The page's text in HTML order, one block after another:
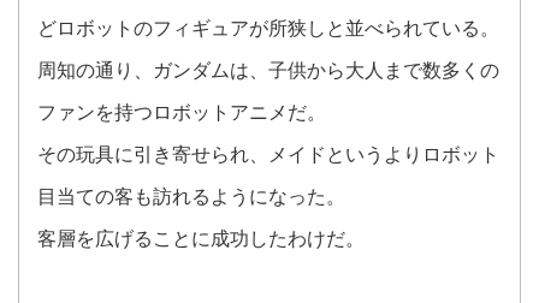
どロボットのフィギュアが所狭しと並べられている。
周知の通り、ガンダムは、子供から大人まで数多くの
ファンを持つロボットアニメだ。
その玩具に引き寄せられ、メイドというよりロボット
目当ての客も訪れるようになった。
客層を広げることに成功したわけだ。